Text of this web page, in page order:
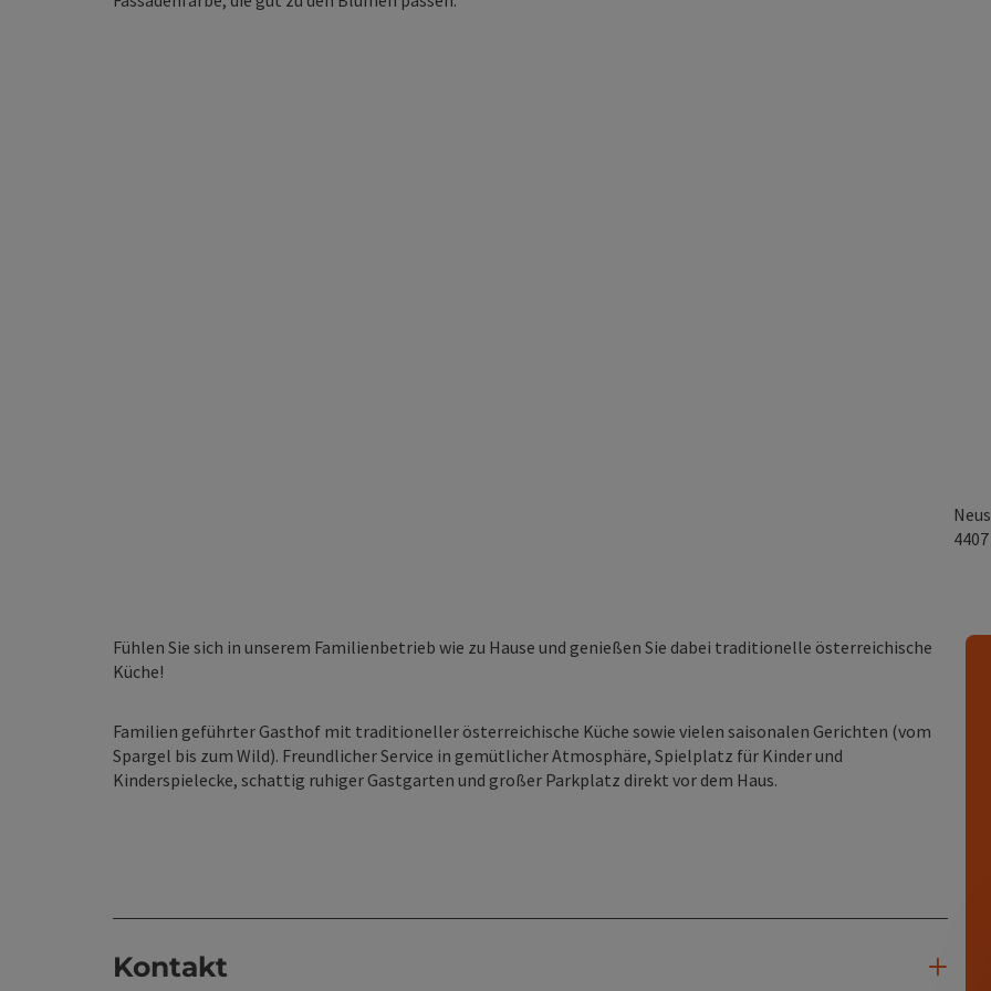
4407
Fühlen Sie sich in unserem Familienbetrieb wie zu Hause und genießen Sie dabei traditionelle österreichische
Küche!
Familien geführter Gasthof mit traditioneller österreichische Küche sowie vielen saisonalen Gerichten (vom
Spargel bis zum Wild). Freundlicher Service in gemütlicher Atmosphäre, Spielplatz für Kinder und
Kinderspielecke, schattig ruhiger Gastgarten und großer Parkplatz direkt vor dem Haus.
Kontakt